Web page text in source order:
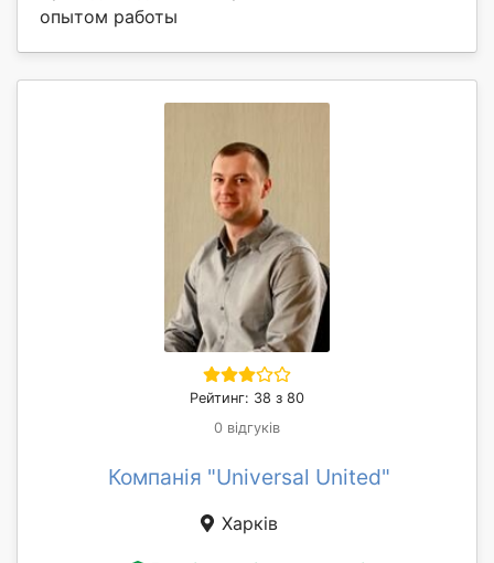
опытом работы
Рейтинг: 38 з 80
0 відгуків
Компанія "Universal United"
Харків